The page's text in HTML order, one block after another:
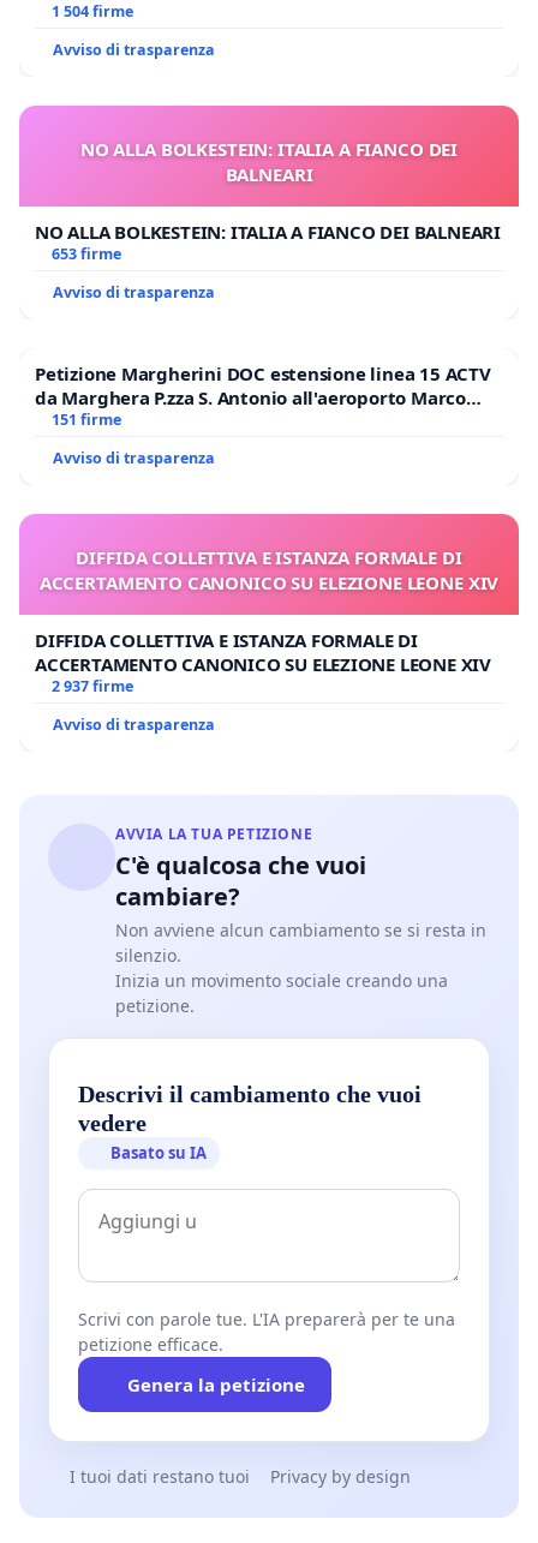
1 504 firme
Avviso di trasparenza
NO ALLA BOLKESTEIN: ITALIA A FIANCO DEI
BALNEARI
NO ALLA BOLKESTEIN: ITALIA A FIANCO DEI BALNEARI
653 firme
Avviso di trasparenza
Petizione Margherini DOC estensione linea 15 ACTV
da Marghera P.zza S. Antonio all'aeroporto Marco
Polo tariffa a € 1,50
151 firme
Avviso di trasparenza
DIFFIDA COLLETTIVA E ISTANZA FORMALE DI
ACCERTAMENTO CANONICO SU ELEZIONE LEONE XIV
DIFFIDA COLLETTIVA E ISTANZA FORMALE DI
ACCERTAMENTO CANONICO SU ELEZIONE LEONE XIV
2 937 firme
Avviso di trasparenza
AVVIA LA TUA PETIZIONE
C'è qualcosa che vuoi
cambiare?
Non avviene alcun cambiamento se si resta in
silenzio.
Inizia un movimento sociale creando una
petizione.
Descrivi il cambiamento che vuoi
vedere
Basato su IA
Scrivi con parole tue. L'IA preparerà per te una
petizione efficace.
Genera la petizione
I tuoi dati restano tuoi Privacy by design